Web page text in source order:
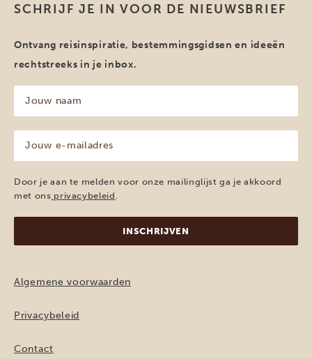
SCHRIJF JE IN VOOR DE NIEUWSBRIEF
Ontvang reisinspiratie, bestemmingsgidsen en ideeën
rechtstreeks in je inbox.
naam
(Vereist)
mailadres
(Vereist)
Door je aan te melden voor onze mailinglijst ga je akkoord
met ons privacybeleid
Algemene voorwaarden
Privacybeleid
Contact